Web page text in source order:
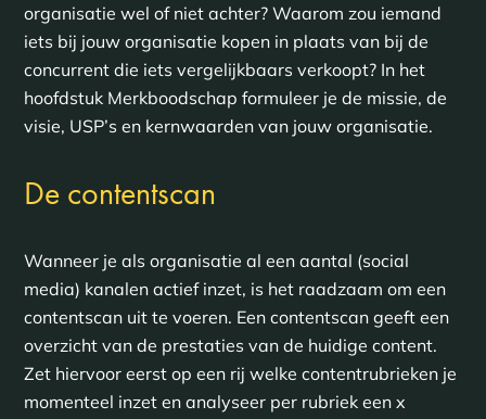
organisatie wel of niet achter? Waarom zou iemand
iets bij jouw organisatie kopen in plaats van bij de
concurrent die iets vergelijkbaars verkoopt? In het
hoofdstuk Merkboodschap formuleer je de missie, de
visie, USP’s en kernwaarden van jouw organisatie.
De contentscan
Wanneer je als organisatie al een aantal (social
media) kanalen actief inzet, is het raadzaam om een
contentscan uit te voeren. Een contentscan geeft een
overzicht van de prestaties van de huidige content.
Zet hiervoor eerst op een rij welke contentrubrieken je
momenteel inzet en analyseer per rubriek een x